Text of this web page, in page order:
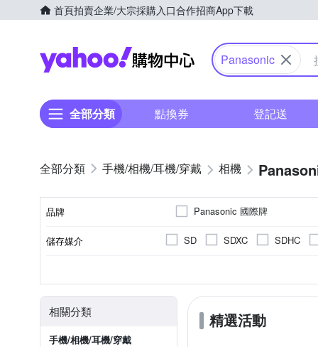
首頁拍賣企業/大宗採購入口合作招商App下載
Yahoo購物中心
Panasonic
全部分類 點換券 登記送
手機/相機/耳機/穿戴 相機
品牌 Panasonic 國際牌
儲存媒介 SD SDXC SDHC
相關分類
手機/相機/耳機/穿戴
精選活動